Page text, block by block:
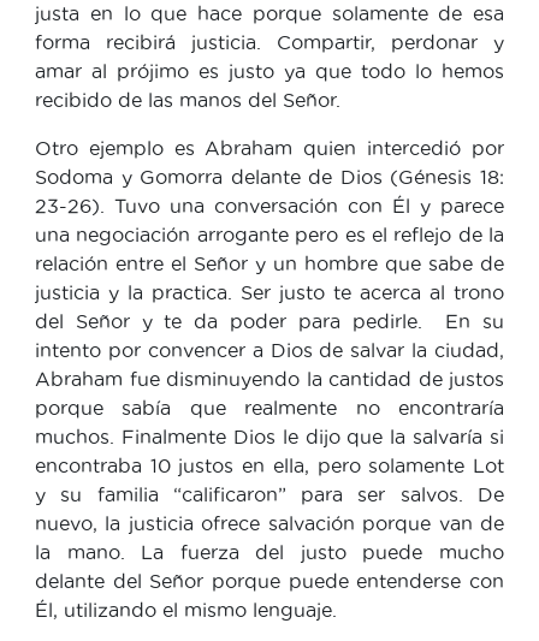
justa en lo que hace porque solamente de esa
forma recibirá justicia. Compartir, perdonar y
amar al prójimo es justo ya que todo lo hemos
recibido de las manos del Señor.
Otro ejemplo es Abraham quien intercedió por
Sodoma y Gomorra delante de Dios (Génesis 18:
23-26). Tuvo una conversación con Él y parece
una negociación arrogante pero es el reflejo de la
relación entre el Señor y un hombre que sabe de
justicia y la practica. Ser justo te acerca al trono
del Señor y te da poder para pedirle. En su
intento por convencer a Dios de salvar la ciudad,
Abraham fue disminuyendo la cantidad de justos
porque sabía que realmente no encontraría
muchos. Finalmente Dios le dijo que la salvaría si
encontraba 10 justos en ella, pero solamente Lot
y su familia “calificaron” para ser salvos. De
nuevo, la justicia ofrece salvación porque van de
la mano. La fuerza del justo puede mucho
delante del Señor porque puede entenderse con
Él, utilizando el mismo lenguaje.